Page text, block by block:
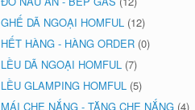
GHẾ DÃ NGOẠI HOMFUL (12)
HẾT HÀNG - HÀNG ORDER (0)
LỀU DÃ NGOẠI HOMFUL (7)
LỀU GLAMPING HOMFUL (5)
MÁI CHE NẮNG - TĂNG CHE NẮNG (4)